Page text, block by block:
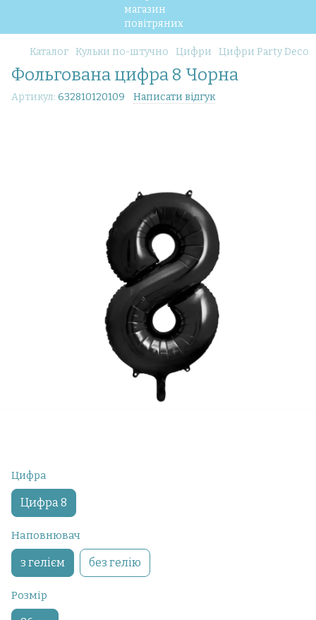
Каталог Кульки по-штучно Цифри Цифри Party Deco
Фольгована цифра 8 Чорна
Артикул: 632810120109 Написати відгук
Цифра
Цифра 8
Наповнювач
з гелієм без гелію
Розмір